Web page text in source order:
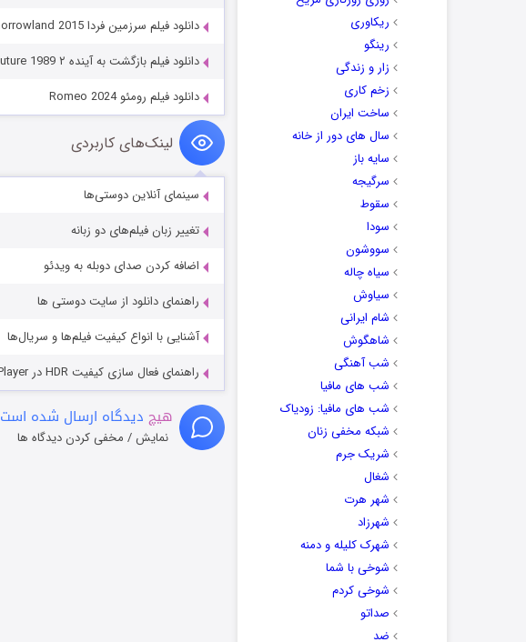
ریکاوری
رینگو
زار و زندگی
زخم کاری
ساخت ایران
سال های دور از خانه
سایه باز
سرگیجه
سقوط
سودا
سووشون
سیاه چاله
سیاوش
شام ایرانی
شاهگوش
شب آهنگی
شب های مافیا
شب های مافیا: زودیاک
شبکه مخفی زنان
شریک جرم
شغال
شهر هرت
شهرزاد
شهرک کلیله و دمنه
شوخی با شما
شوخی کردم
صداتو
ضد
دانلود فیلم سرزمین فردا Tomorrowland 2015
دانلود فیلم بازگشت به آینده ۲ Back to the Future 1989
دانلود فیلم رومئو Romeo 2024
لینک‌های کاربردی
سینمای آنلاین دوستی‌ها
تغییر زبان فیلم‌های دو زبانه
اضافه کردن صدای دوبله به ویدئو
راهنمای دانلود از سایت دوستی ها
آشنایی با انواع کیفیت فیلم‌ها و سریال‌ها
راهنمای فعال سازی کیفیت HDR در PotPlayer
هیچ دیدگاه ارسال شده است
نمایش / مخفی کردن دیدگاه ها